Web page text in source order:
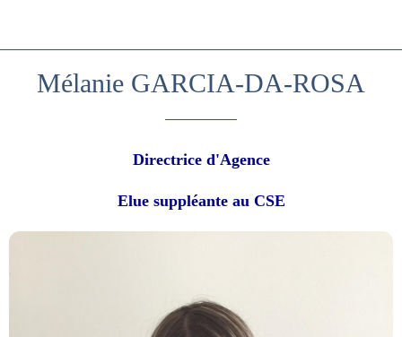
Mélanie GARCIA-DA-ROSA
Directrice d'Agence
Elue suppléante au CSE